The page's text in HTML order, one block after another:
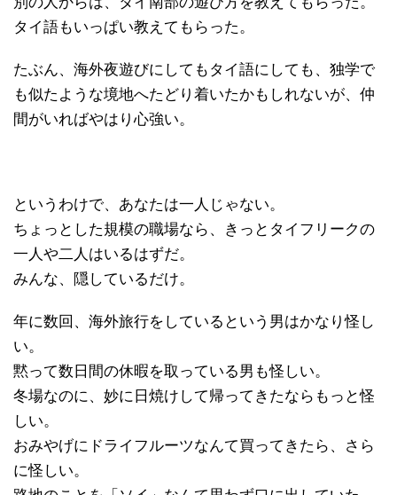
タイ語もいっぱい教えてもらった。
たぶん、海外夜遊びにしてもタイ語にしても、独学で
も似たような境地へたどり着いたかもしれないが、仲
間がいればやはり心強い。
というわけで、あなたは一人じゃない。
ちょっとした規模の職場なら、きっとタイフリークの
一人や二人はいるはずだ。
みんな、隠しているだけ。
年に数回、海外旅行をしているという男はかなり怪し
い。
黙って数日間の休暇を取っている男も怪しい。
冬場なのに、妙に日焼けして帰ってきたならもっと怪
しい。
おみやげにドライフルーツなんて買ってきたら、さら
に怪しい。